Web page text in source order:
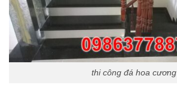
thi công đá hoa cương